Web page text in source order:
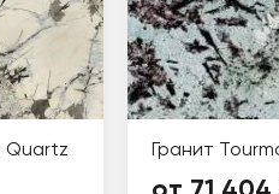
Quartz Гранит